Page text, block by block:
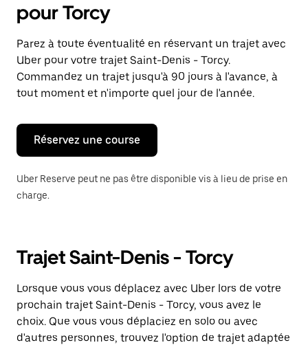
calendrier
et
sélectionner
une
date.
Appuyez
sur
la
Échap
pour
fermer
calendrier.
pour Torcy
Parez à toute éventualité en réservant un trajet avec
Uber pour votre trajet Saint-Denis - Torcy.
Commandez un trajet jusqu'à 90 jours à l'avance, à
tout moment et n'importe quel jour de l'année.
Réservez une course
Uber Reserve peut ne pas être disponible vis à lieu de prise en
charge.
Trajet Saint-Denis - Torcy
Lorsque vous vous déplacez avec Uber lors de votre
prochain trajet Saint-Denis - Torcy, vous avez le
choix. Que vous vous déplaciez en solo ou avec
d'autres personnes, trouvez l'option de trajet adaptée